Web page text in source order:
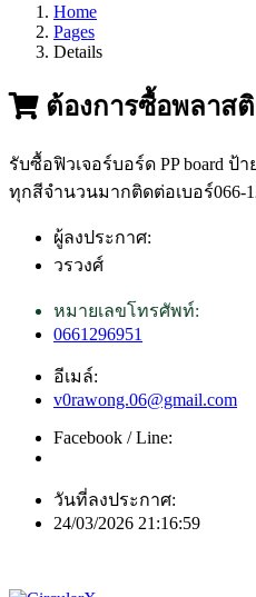
Home
Pages
Details
ต้องการซื้อพลาส
รับซื้อฟิวเจอร์บอร์ด PP board
ทุกสีจำนวนมากติดต่อเบอร์066-
ผู้ลงประกาศ:
วรวงศ์
หมายเลขโทรศัพท์:
0661296951
อีเมล์:
v0rawong.06@gmail.com
Facebook / Line:
วันที่ลงประกาศ:
24/03/2026 21:16:59